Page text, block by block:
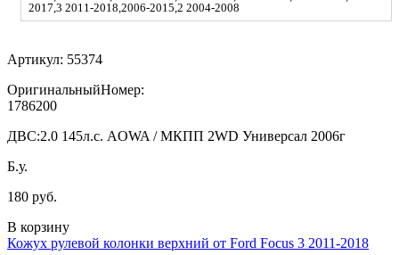
2017,3 2011-2018,2006-2015,2 2004-2008
Артикул: 55374
ОригинальныйНомер:
1786200
ДВС:2.0 145л.с. AOWA / МКПП 2WD Универсал 2006г
Б.у.
180 руб.
В корзину
Кожух рулевой колонки верхний от Ford Focus 3 2011-2018